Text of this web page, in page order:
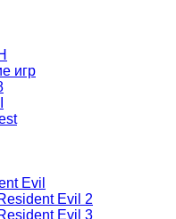
игр
Evil
Evil 2
Evil 3